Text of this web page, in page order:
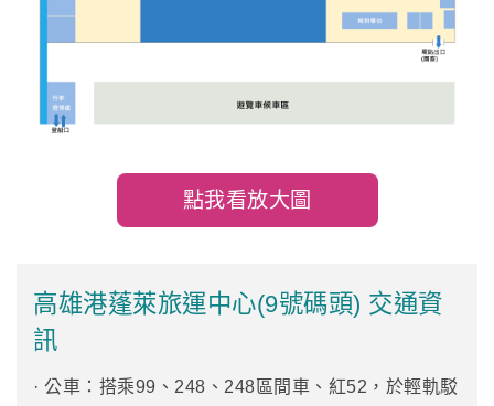
點我看放大圖
高雄港蓬萊旅運中心(9號碼頭) 交通資
訊
· 公車：搭乘99、248、248區間車、紅52，於輕軌駁